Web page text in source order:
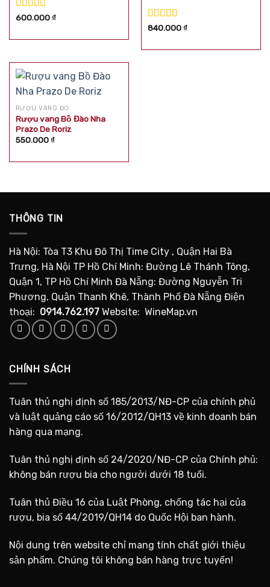
Được xếp
600.000₫
Được xếp
840.000₫
RƯỢU VANG ĐỎ
Rượu vang Bồ Đào Nha
Prazo De Roriz
550.000₫
THÔNG TIN
Hà Nội: Tòa T3 Khu Đô Thị Time City , Quận Hai Bà
Trưng, Hà Nội TP Hồ Chí Minh: Đường Lê Thánh Tông,
Quận 1, TP Hồ Chí Minh Đà Nẵng: Đường Nguyễn Tri
Phương, Quận Thanh Khê, Thành Phố Đà Nẵng Điện
thoại: 0914.762.197 Website: WineMap.vn
CHÍNH SÁCH
Tuân thủ nghị định số 185/2013/NĐ-CP của chính phủ
và luật quảng cáo số 16/2012/QH13 về kinh doanh bán
hàng qua mạng.
Tuân thủ nghị định số 24/2020/NĐ-CP của Chính phủ:
không bán rượu bia cho người dưới 18 tuổi.
Tuân thủ Điều 16 của Luật Phòng, chống tác hại của
rượu, bia số 44/2019/QH14 do Quốc Hội ban hành.
Nội dung trên website chỉ mang tính chất giới thiệu
sản phẩm. Chúng tôi không bán hàng trực tuyến!